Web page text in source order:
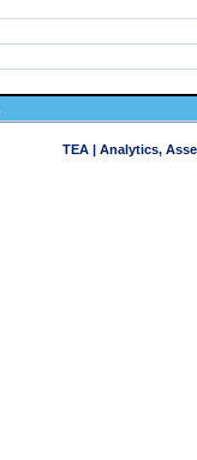
TEA | Analytics,